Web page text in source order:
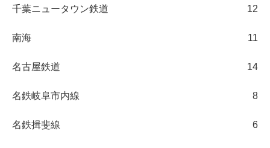
千葉ニュータウン鉄道 12
南海 11
名古屋鉄道 14
名鉄岐阜市内線 8
名鉄揖斐線 6